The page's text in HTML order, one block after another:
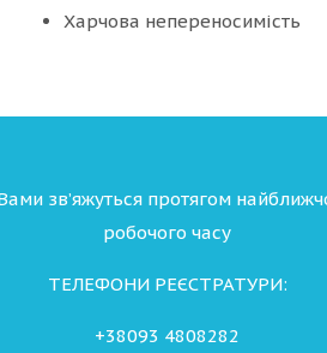
Харчова непереносимість
зв’яжуться протягом
робочого часу
ТЕЛЕФОНИ РЕЄСТРАТУРИ:
+38093 4808282